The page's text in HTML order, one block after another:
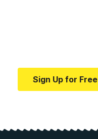
Sign Up for Free